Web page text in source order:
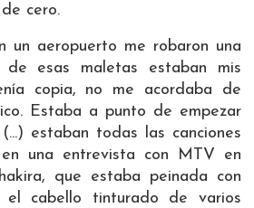
cero.
un aeropuerto me robaron una
esas maletas estaban mis
copia, no me acordaba de
Estaba a punto de empezar
estaban todas las canciones
una entrevista con MTV en
que estaba peinada con
el cabello tinturado de varios